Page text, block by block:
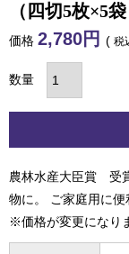
（四切5枚×5袋
価格 2,780 税
農林水産大臣賞 受
物に。 ご家庭用に便
※価格が変更になり